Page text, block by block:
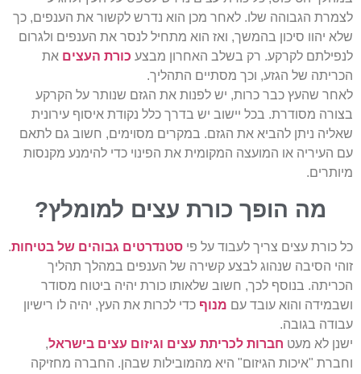
לצמרת הגבוהה שלו. לאחר מכן הוא נדרש לקשור את הענפים, כך
שלא יהוו סיכון בהמשך, ואז הוא מתחיל לנסר את הענפים ולגרום
לנפילתם לקרקע. רק בשלב האחרון מבצע כורת העצים את
הכריתה של הגזע, וכך מסתיים התהליך.
לאחר שהעץ כבר כרות, יש לפנות את הגזם שנותר על הקרקע
בצורה מסודרת. בכל יישוב יש בדרך כלל נקודת איסוף עירונית
שאליה ניתן להביא את הגזם. במקרים מסוימים, חשוב גם לתאם
עם העיריה או המועצה המקומית את הפינוי כדי להימנע מקנסות
מיותרים.
מה הופך כורת עצים למומלץ?
כל כורת עצים צריך לעבוד על פי סטנדרטים גבוהים של בטיחות.
זוהי הסיבה שנהוג לבצע קשירה של הענפים במהלך תהליך
הכריתה. בנוסף לכך, חשוב שלאותו כורת יהיה ביטוח מסודר
ושבמידה והוא עובד עם מנוף כדי לכרות את העץ, יהיה לו רישיון
עבודה בגובה.
ישנן לא מעט חברות לכריתת עצים וגיזום עצים בישראל,
וחברת "איכות הגיזום" היא מהמובילות שבהן. החברה מחזיקה